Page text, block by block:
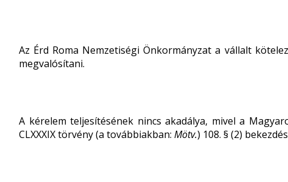
Az Érd Roma Nemzetiségi Önkormányzat a vállalt
megvalósítani.
A kérelem teljesítésének nincs akadálya, mivel a
CLXXXIX törvény (a továbbiakban: Mötv.) 108. § (2)